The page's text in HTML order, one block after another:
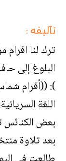
تآليفه :
ترك لنا
): ((أفرام
اللغة
بعض الكنائس
بعد تلاوة